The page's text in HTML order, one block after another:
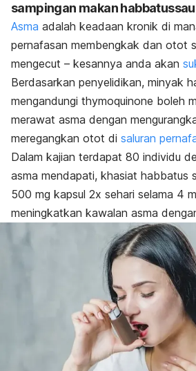
sampingan makan
Asma adalah keadaan kronik di
pernafasan membengkak dan otot
mengecut – kesannya anda akan
Berdasarkan penyelidikan, minyak
mengandungi thymoquinone boleh
merawat asma dengan
meregangkan otot di saluran
Dalam kajian terdapat 80 individu
asma mendapati, khasiat habbatus
500 mg kapsul 2x sehari selama 4
meningkatkan kawalan asma